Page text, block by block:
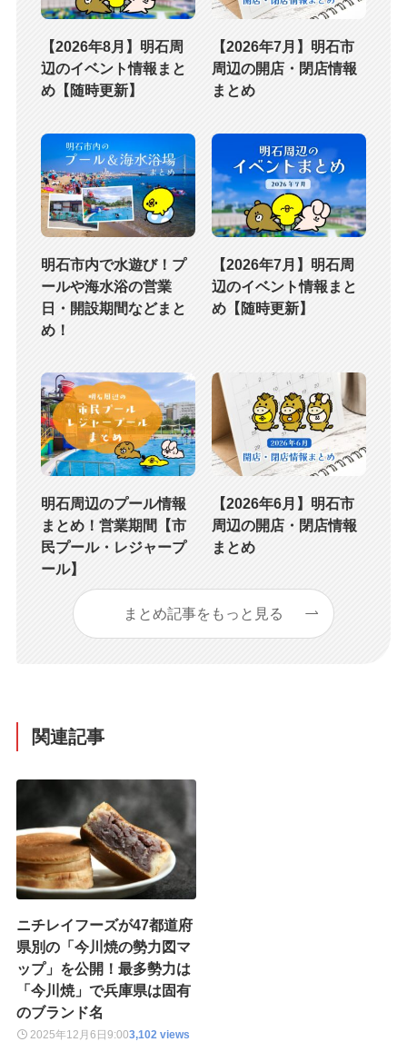
【2026年8月】明石周
辺のイベント情報まと
め【随時更新】
【2026年7月】明石市
周辺の開店・閉店情報
まとめ
明石市内で水遊び！プ
ールや海水浴の営業
日・開設期間などまと
め！
【2026年7月】明石周
辺のイベント情報まと
め【随時更新】
明石周辺のプール情報
まとめ！営業期間【市
民プール・レジャープ
ール】
【2026年6月】明石市
周辺の開店・閉店情報
まとめ
まとめ記事をもっと見る
関連記事
ニチレイフーズが47都道府
県別の「今川焼の勢力図マ
ップ」を公開！最多勢力は
「今川焼」で兵庫県は固有
のブランド名
2025年12月6日 9:003,102 views